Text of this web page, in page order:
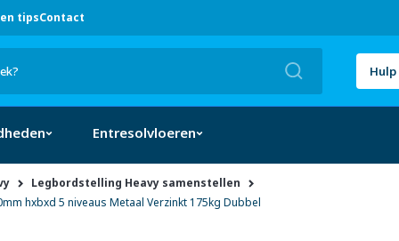
tipsContact
Hulp
Entresolvloeren
Legbordstelling Heavy samenstellen
hxbxd 5 niveaus Metaal Verzinkt 175kg Dubbel